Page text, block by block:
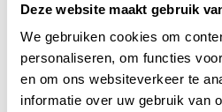
Deze website maakt gebruik
We gebruiken cookies om
personaliseren, om functies
en om ons websiteverkeer te
informatie over uw gebruik van
altijd zichtbaar is. De
mastknop met een aluminium
maximale zichtbaarheid voor jouw
Kenmerken van de